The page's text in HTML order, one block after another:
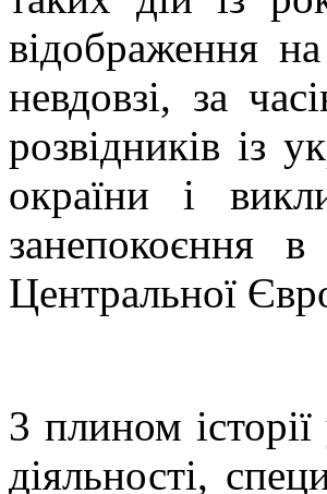
відображення
невдовзі, за
розвідників із
окраїни і
занепокоєння
Центральної
3 плином історії
діяльності,